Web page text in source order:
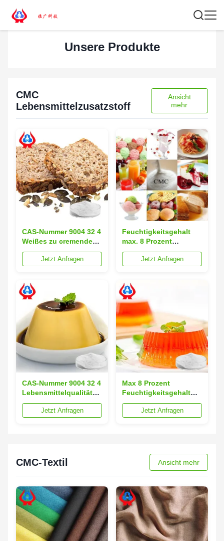
Unsere Produkte
CMC
Lebensmittelzusatzstoff
Ansicht
mehr
CAS-Nummer 9004 32 4
Weißes zu cremendes
Quecksilberpulver ≤1
ppm CMC
Lebensmittelverarbeitungsanwendungen
Jetzt Anfragen
Feuchtigkeitsgehalt
max. 8 Prozent
Lebensmittelqualität
unter 1 ppm Entwickelt
für die
Lebensmittelindustrie
Jetzt Anfragen
CAS-Nummer 9004 32 4
Lebensmittelqualität
Cellulosegummi Weiß
bis Cremefarbenes
Jetzt Anfragen
Max 8 Prozent
Feuchtigkeitsgehalt
CMC
Lebensmittelzusatzstoff
Jetzt Anfragen
CMC-Textil Ansicht mehr